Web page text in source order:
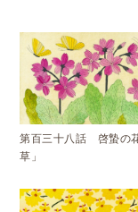
第百三十八話 啓蟄の
草」